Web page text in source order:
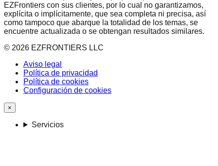
EZFrontiers con sus clientes, por lo cual no garantizamos,
explícita o implícitamente, que sea completa ni precisa, así
como tampoco que abarque la totalidad de los temas, se
encuentre actualizada o se obtengan resultados similares.
© 2026 EZFRONTIERS LLC
Aviso legal
Política de privacidad
Política de cookies
Configuración de cookies
×
Servicios